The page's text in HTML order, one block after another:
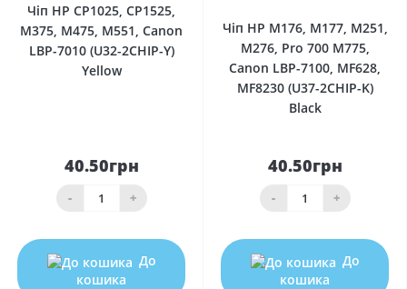
Чіп HP CP1025, CP1525,
M375, M475, M551, Canon
LBP-7010 (U32-2CHIP-Y)
Yellow
40.50грн
- +
До
кошика
Чіп HP M176, M177, M251,
M276, Pro 700 M775,
Canon LBP-7100, MF628,
MF8230 (U37-2CHIP-K)
Black
40.50грн
- +
До
кошика